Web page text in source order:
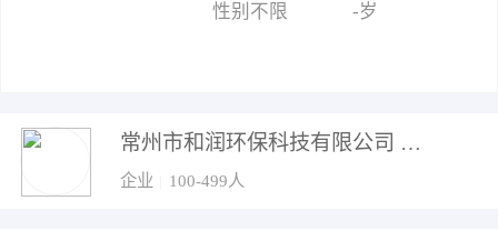
性别不限 -岁
常州市和润环保科技有限公司
企业 100-499人